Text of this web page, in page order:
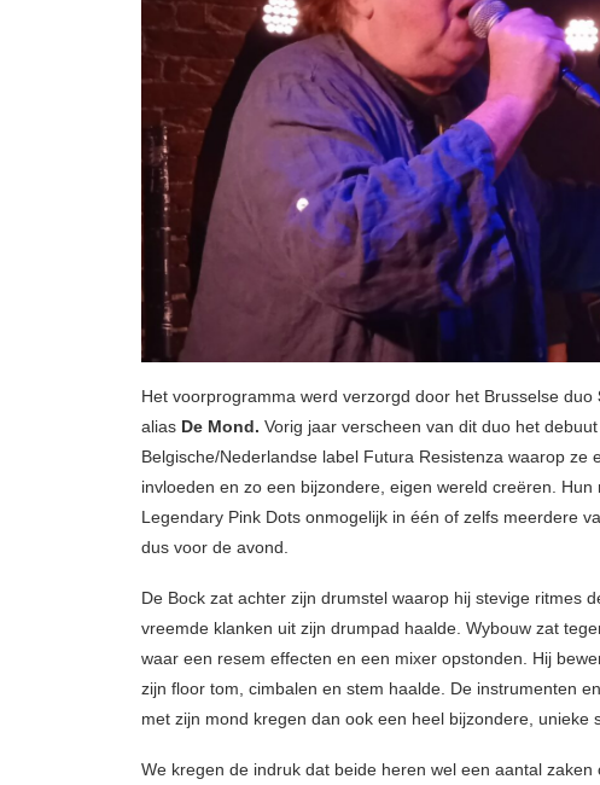
Het voorprogramma werd verzorgd door het Brusselse duo
alias De Mond. Vorig jaar verscheen van dit duo het debuut
Belgische/Nederlandse label Futura Resistenza waarop ze
invloeden en zo een bijzondere, eigen wereld creëren.
Legendary Pink Dots onmogelijk in één of zelfs meerdere
dus voor de avond.
De Bock zat achter zijn drumstel waarop hij stevige ritmes
vreemde klanken uit zijn drumpad haalde. Wybouw zat
waar een resem effecten en een mixer opstonden. Hij
zijn floor tom, cimbalen en stem haalde. De instrumenten
met zijn mond kregen dan ook een heel bijzondere, unieke
We kregen de indruk dat beide heren wel een aantal